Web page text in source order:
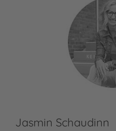
Jasmin Schaudinn